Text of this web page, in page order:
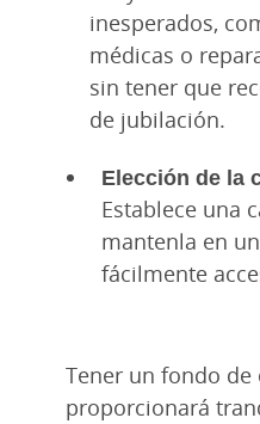
inesperados,
médicas o
sin tener que
de jubilación.
Elección de la
Establece una
mantenla en
fácilmente
Tener un fondo de
proporcionará